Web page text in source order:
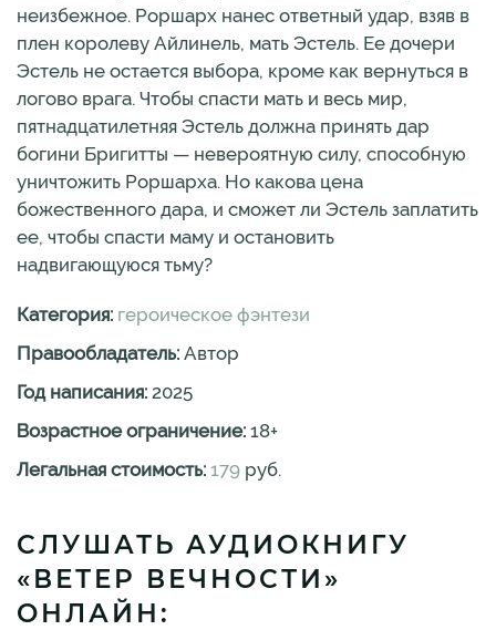
неизбежное. Роршарх нанес ответный удар, взяв в
плен королеву Айлинель, мать Эстель. Ее дочери
Эстель не остается выбора, кроме как вернуться в
логово врага. Чтобы спасти мать и весь мир,
пятнадцатилетняя Эстель должна принять дар
богини Бригитты — невероятную силу, способную
уничтожить Роршарха. Но какова цена
божественного дара, и сможет ли Эстель заплатить
ее, чтобы спасти маму и остановить
надвигающуюся тьму?
Категория: героическое фэнтези
Правообладатель: Автор
Год написания: 2025
Возрастное ограничение: 18+
Легальная стоимость: 179 руб.
СЛУШАТЬ АУДИОКНИГУ
«ВЕТЕР ВЕЧНОСТИ»
ОНЛАЙН: